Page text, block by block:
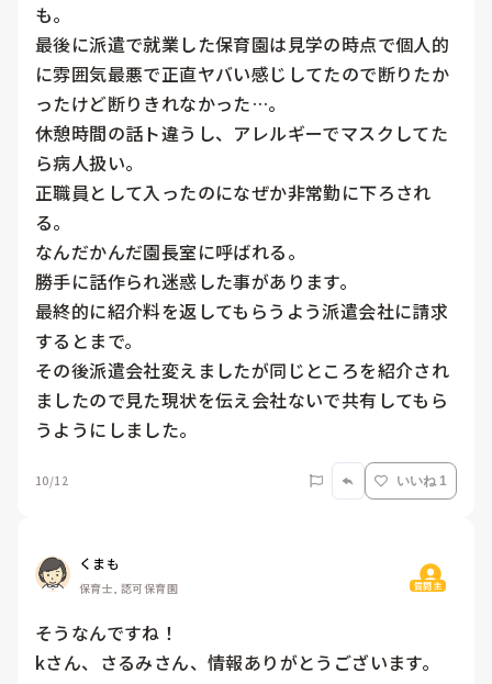
も。
最後に派遣で就業した保育園は見学の時点で個人的
に雰囲気最悪で正直ヤバい感じしてたので断りたか
ったけど断りきれなかった…。
休憩時間の話ト違うし、アレルギーでマスクしてた
ら病人扱い。
正職員として入ったのになぜか非常勤に下ろされ
る。
なんだかんだ園長室に呼ばれる。
勝手に話作られ迷惑した事があります。
最終的に紹介料を返してもらうよう派遣会社に請求
するとまで。
その後派遣会社変えましたが同じところを紹介され
ましたので見た現状を伝え会社ないで共有してもら
うようにしました。
10/12 いいね 1
くまも
保育士, 認可保育園 質問主
そうなんですね！
kさん、さるみさん、情報ありがとうございます。